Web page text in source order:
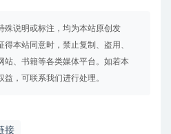
殊说明或标注，均为本站原创发
本站同意时，禁止复制、盗用、
站、书籍等各类媒体平台。如若本
，可联系我们进行处理。
接